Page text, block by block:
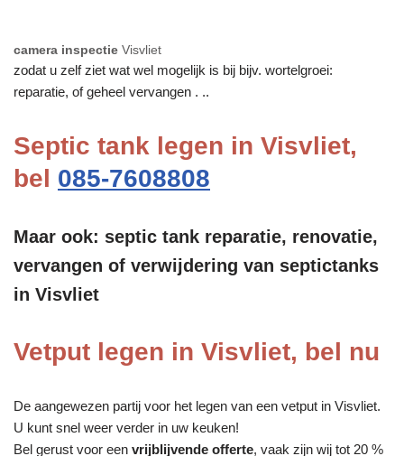
camera inspectie Visvliet
zodat u zelf ziet wat wel mogelijk is bij bijv. wortelgroei:
reparatie, of geheel vervangen . ..
Septic tank legen in Visvliet,
bel 085-7608808
Maar ook: septic tank reparatie, renovatie,
vervangen of verwijdering van septictanks
in Visvliet
Vetput legen in Visvliet, bel nu
De aangewezen partij voor het legen van een vetput in Visvliet.
U kunt snel weer verder in uw keuken!
Bel gerust voor een vrijblijvende offerte, vaak zijn wij tot 20 %